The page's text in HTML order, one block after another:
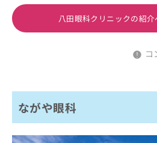
八田眼科クリニックの紹
コ
ながや眼科